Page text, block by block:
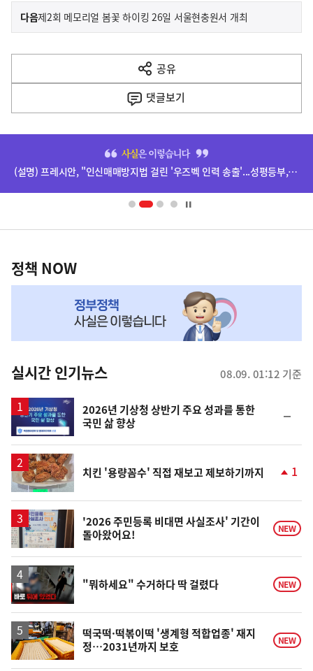
이
전
다
음
다음기
제2회 메모리얼 봄꽃 하이킹 26일 서울현충원서 개최
공유
열
기
댓글보기
영
(설명) 프레시안, "인신매매방지법 걸린 '우즈벡 인력 송출'...성평등부,노동·법무부에 개선 요청" 관련
책
NOW,
뉴
스
정책 NOW
실시간 인기뉴스 08.09. 01:12 기준
2026년 기상청 상반기 주요 성과를 통한
국민 삶 향상
일
치킨 '용량꼼수' 직접 재보고 제보하기까지
상
승
1
'2026 주민등록 비대면 사실조사' 기간이
돌아왔어요!
NEW
영
상
"뭐하세요" 수거하다 딱 걸렸다 NEW
떡국떡·떡볶이떡 '생계형 적합업종' 재지
정…2031년까지 보호
NEW